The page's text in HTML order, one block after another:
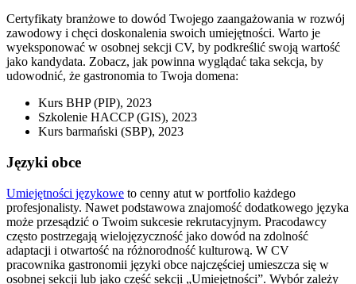
Certyfikaty branżowe to dowód Twojego zaangażowania w rozwój
zawodowy i chęci doskonalenia swoich umiejętności. Warto je
wyeksponować w osobnej sekcji CV, by podkreślić swoją wartość
jako kandydata. Zobacz, jak powinna wyglądać taka sekcja, by
udowodnić, że gastronomia to Twoja domena:
Kurs BHP (PIP), 2023
Szkolenie HACCP (GIS), 2023
Kurs barmański (SBP), 2023
Języki obce
Umiejętności językowe to cenny atut w portfolio każdego
profesjonalisty. Nawet podstawowa znajomość dodatkowego języka
może przesądzić o Twoim sukcesie rekrutacyjnym. Pracodawcy
często postrzegają wielojęzyczność jako dowód na zdolność
adaptacji i otwartość na różnorodność kulturową. W CV
pracownika gastronomii języki obce najczęściej umieszcza się w
osobnej sekcji lub jako część sekcji „Umiejętności”. Wybór zależy